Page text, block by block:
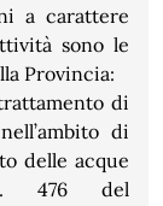
a carattere
sono le
Provincia:
di
di
delle acque
476 del